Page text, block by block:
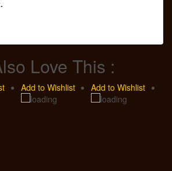
Love This :
Add to Wishlist Add to Wishlist